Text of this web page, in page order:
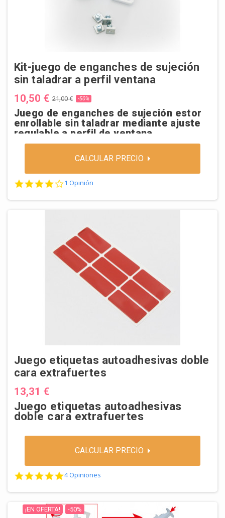
Kit-juego de enganches de sujeción
sin taladrar a perfil ventana
10,50 € 21,00 € -50%
Juego de enganches de sujeción estor
enrollable sin taladrar mediante ajuste
regulable a perfil de ventana
CALCULAR PRECIO
4.0 star rating
1 Opinión
Juego etiquetas autoadhesivas doble
cara extrafuertes
13,31 €
Juego etiquetas autoadhesivas
doble cara extrafuertes
CALCULAR PRECIO
4.8 star rating
4 Opiniones
¡EN OFERTA! -50%